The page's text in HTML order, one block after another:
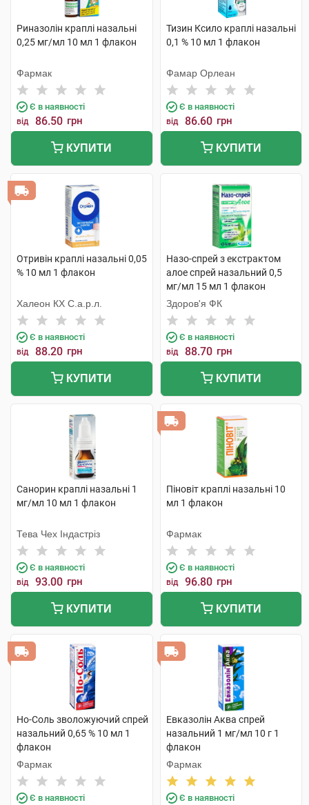
Риназолін краплі назальні
0,25 мг/мл 10 мл 1 флакон
Фармак
Є в наявності
від 86.50 грн
КУПИТИ
Тизин Ксило краплі назальні
0,1 % 10 мл 1 флакон
Фамар Орлеан
Є в наявності
від 86.60 грн
КУПИТИ
Отривін краплі назальні 0,05
% 10 мл 1 флакон
Халеон КХ С.а.р.л.
Є в наявності
від 88.20 грн
КУПИТИ
Назо-спрей з екстрактом
алое спрей назальний 0,5
мг/мл 15 мл 1 флакон
Здоров'я ФК
Є в наявності
від 88.70 грн
КУПИТИ
Санорин краплі назальні 1
мг/мл 10 мл 1 флакон
Тева Чех Індастріз
Є в наявності
від 93.00 грн
КУПИТИ
Піновіт краплі назальні 10
мл 1 флакон
Фармак
Є в наявності
від 96.80 грн
КУПИТИ
Но-Соль зволожуючий спрей
назальний 0,65 % 10 мл 1
флакон
Фармак
Є в наявності
Евказолін Аква спрей
назальний 1 мг/мл 10 г 1
флакон
Фармак
Є в наявності